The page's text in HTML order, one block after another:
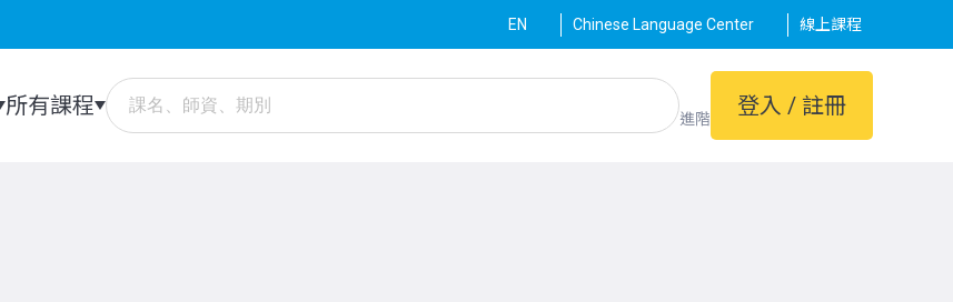
EN Chinese Language Center 線上課程
所有課程 進階 登入 / 註冊